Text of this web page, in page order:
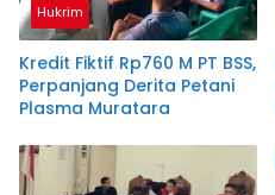
Hukrim
Kredit Fiktif Rp760 M PT BSS,
Perpanjang Derita Petani
Plasma Muratara